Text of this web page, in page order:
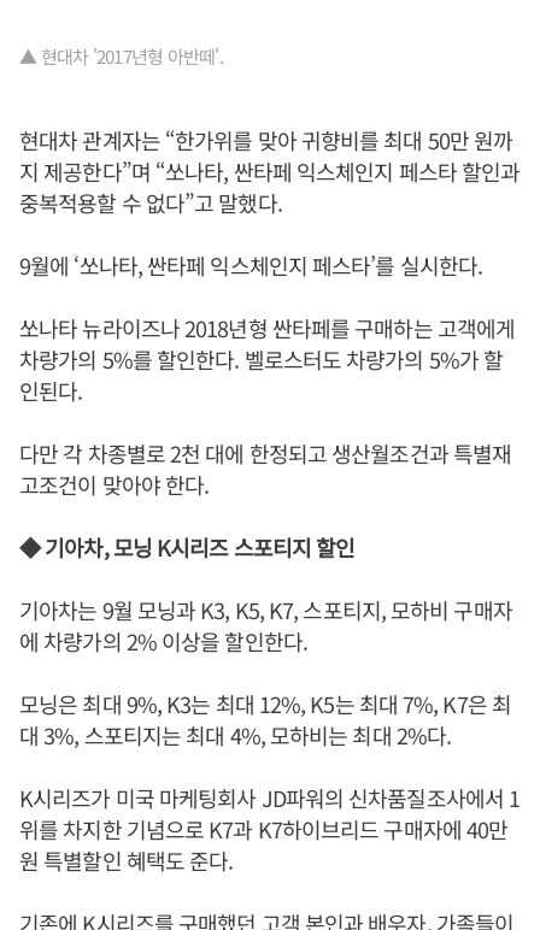
▲ 현대차 '2017년형 아반떼'.
현대차 관계자는 “한가위를 맞아 귀향비를 최대 50만 원까
지 제공한다”며 “쏘나타, 싼타페 익스체인지 페스타 할인과
중복적용할 수 없다”고 말했다.
9월에 ‘쏘나타, 싼타페 익스체인지 페스타’를 실시한다.
쏘나타 뉴라이즈나 2018년형 싼타페를 구매하는 고객에게
차량가의 5%를 할인한다. 벨로스터도 차량가의 5%가 할
인된다.
다만 각 차종별로 2천 대에 한정되고 생산월조건과 특별재
고조건이 맞아야 한다.
◆ 기아차, 모닝 K시리즈 스포티지 할인
기아차는 9월 모닝과 K3, K5, K7, 스포티지, 모하비 구매자
에 차량가의 2% 이상을 할인한다.
모닝은 최대 9%, K3는 최대 12%, K5는 최대 7%, K7은 최
대 3%, 스포티지는 최대 4%, 모하비는 최대 2%다.
K시리즈가 미국 마케팅회사 JD파워의 신차품질조사에서 1
위를 차지한 기념으로 K7과 K7하이브리드 구매자에 40만
원 특별할인 혜택도 준다.
기존에 K시리즈를 구매했던 고객 본인과 배우자, 가족들이